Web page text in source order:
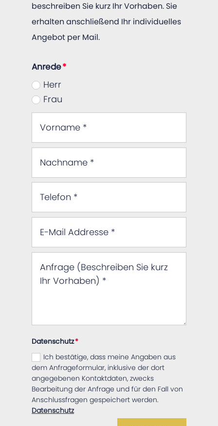
beschreiben Sie kurz Ihr Vorhaben. Sie
erhalten anschließend Ihr individuelles
Angebot per Mail.
Anrede
Herr
Frau
Datenschutz
Ich bestätige, dass meine Angaben aus
dem Anfrageformular, inklusive der dort
angegebenen Kontaktdaten, zwecks
Bearbeitung der Anfrage und für den Fall von
Anschlussfragen gespeichert werden.
Datenschutz